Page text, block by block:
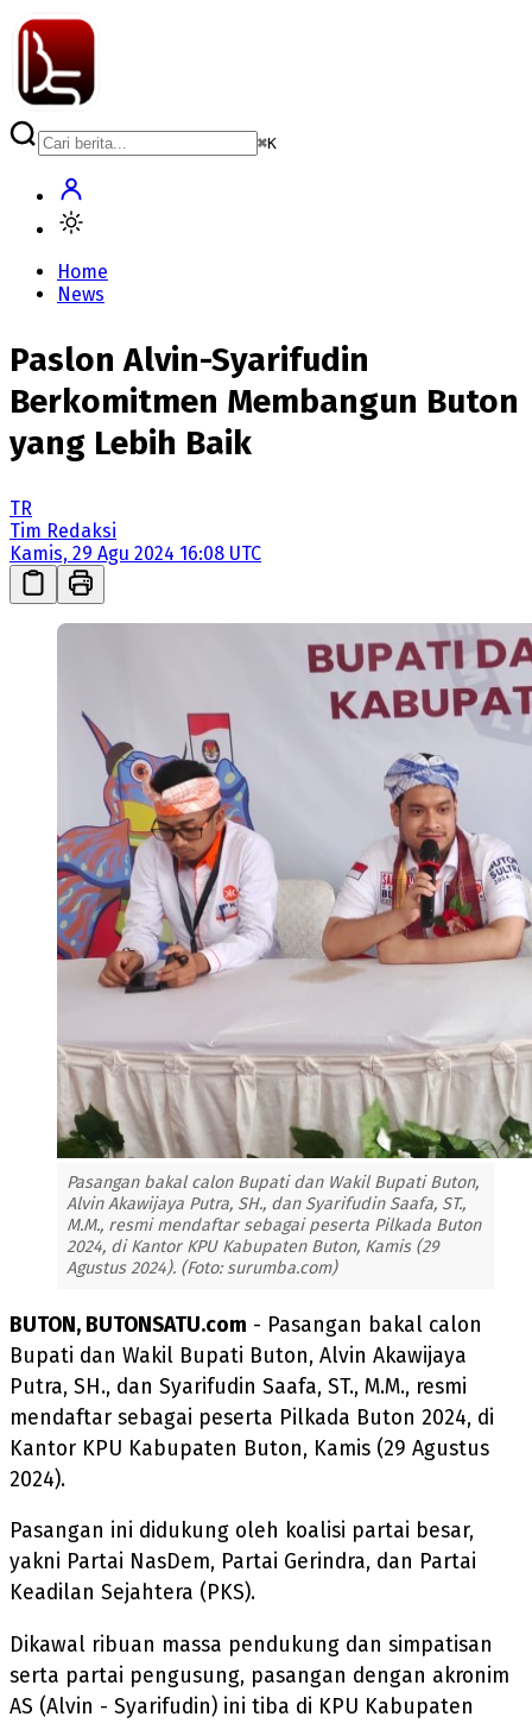
⌘K
Home
News
Paslon Alvin-Syarifudin
Berkomitmen Membangun Buton
yang Lebih Baik
TR
Tim Redaksi
Kamis, 29 Agu 2024 16:08 UTC
Pasangan bakal calon Bupati dan Wakil Bupati Buton,
Alvin Akawijaya Putra, SH., dan Syarifudin Saafa, ST.,
M.M., resmi mendaftar sebagai peserta Pilkada Buton
2024, di Kantor KPU Kabupaten Buton, Kamis (29
Agustus 2024). (Foto: surumba.com)
BUTON, BUTONSATU.com - Pasangan bakal calon
Bupati dan Wakil Bupati Buton, Alvin Akawijaya
Putra, SH., dan Syarifudin Saafa, ST., M.M., resmi
mendaftar sebagai peserta Pilkada Buton 2024, di
Kantor KPU Kabupaten Buton, Kamis (29 Agustus
2024).
Pasangan ini didukung oleh koalisi partai besar,
yakni Partai NasDem, Partai Gerindra, dan Partai
Keadilan Sejahtera (PKS).
Dikawal ribuan massa pendukung dan simpatisan
serta partai pengusung, pasangan dengan akronim
AS (Alvin - Syarifudin) ini tiba di KPU Kabupaten